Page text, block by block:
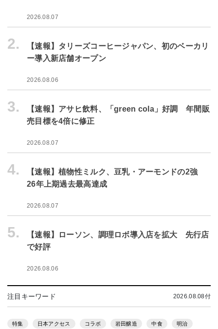
2026.08.07
2.
【速報】タリーズコーヒージャパン、初のベーカリ
ー導入新店舗オープン
2026.08.06
3.
【速報】アサヒ飲料、「green cola」好調 年間販
売目標を4倍に修正
2026.08.07
4.
【速報】植物性ミルク、豆乳・アーモンドの2強
26年上期過去最高達成
2026.08.07
5.
【速報】ローソン、調理ロボ導入店を拡大 先行店
で好評
2026.08.06
注目キーワード 2026.08.08付
特集 日本アクセス コラボ 岩田醸造 中食 明治